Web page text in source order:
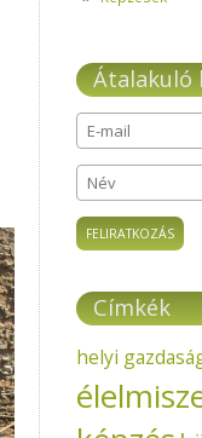
Átalakuló
E-mail*
Név
Címkék
helyi